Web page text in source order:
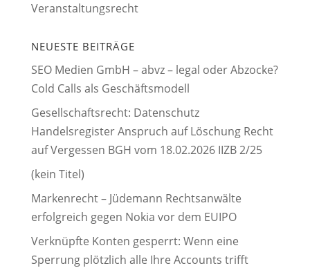
Veranstaltungsrecht
NEUESTE BEITRÄGE
SEO Medien GmbH – abvz – legal oder Abzocke?
Cold Calls als Geschäftsmodell
Gesellschaftsrecht: Datenschutz
Handelsregister Anspruch auf Löschung Recht
auf Vergessen BGH vom 18.02.2026 IIZB 2/25
(kein Titel)
Markenrecht – Jüdemann Rechtsanwälte
erfolgreich gegen Nokia vor dem EUIPO
Verknüpfte Konten gesperrt: Wenn eine
Sperrung plötzlich alle Ihre Accounts trifft